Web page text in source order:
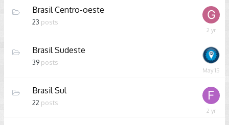
2024
Brasil Centro-oeste
23 posts
April
2024
Brasil Sudeste
39 posts
May
Brasil Sul
22 posts
January